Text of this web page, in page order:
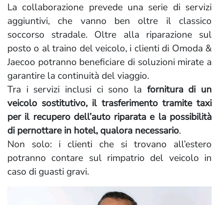
La collaborazione prevede una serie di servizi
aggiuntivi, che vanno ben oltre il classico
soccorso stradale. Oltre alla riparazione sul
posto o al traino del veicolo, i clienti di Omoda &
Jaecoo potranno beneficiare di soluzioni mirate a
garantire la continuità del viaggio.
Tra i servizi inclusi ci sono la fornitura di un
veicolo sostitutivo, il trasferimento tramite taxi
per il recupero dell’auto riparata e la possibilità
di pernottare in hotel, qualora necessario.
Non solo: i clienti che si trovano all’estero
potranno contare sul rimpatrio del veicolo in
caso di guasti gravi.